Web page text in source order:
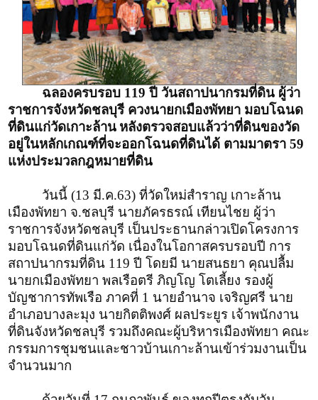
ฉลองครบรอบ 119 ปี วันสถาปนากรมที่ดิน ผู้ว่า
ราชการจังหวัดชลบุรี ควงนายกเมืองพัทยา มอบโฉนด
ที่ดินแก่วัดเกาะล้าน หลังตรวจสอบแล้วว่าที่ดินของวัด
อยู่ในหลักเกณฑ์ที่จะออกโฉนดที่ดินได้ ตามมาตรา 59
แห่งประมวลกฎหมายที่ดิน
วันนี้ (13 มี.ค.63) ที่วัดใหม่สำราญ เกาะล้าน
เมืองพัทยา จ.ชลบุรี นายภัครธรณ์ เทียนไชย ผู้ว่า
ราชการจังหวัดชลบุรี เป็นประธานกล่าวเปิดโครงการ
มอบโฉนดที่ดินแก่วัด เนื่องในโอกาสครบรอบปี การ
สถาปนากรมที่ดิน 119 ปี โดยมี นายสนธยา คุณปลื้ม
นายกเมืองพัทยา พลเรือตรี ภิญโญ โตเลี้ยง รองผู้
บัญชาการทัพเรือ ภาคที่ 1 นายอำนาจ เจริญศรี นาย
อำเภอบางละมุง นายกิตติพงศ์ ผลประยูร เจ้าพนักงาน
ที่ดินจังหวัดชลบุรี รวมถึงคณะผู้บริหารเมืองพัทยา คณะ
กรรมการชุมชนและชาวบ้านเกาะล้านเข้าร่วมงานเป็น
จำนวนมาก